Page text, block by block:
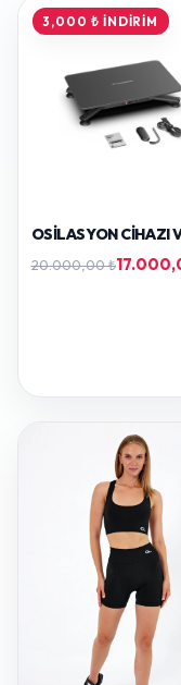
3,000 ₺ İNDIRIM
OSILASYON CIHAZI
20.000,00 ₺